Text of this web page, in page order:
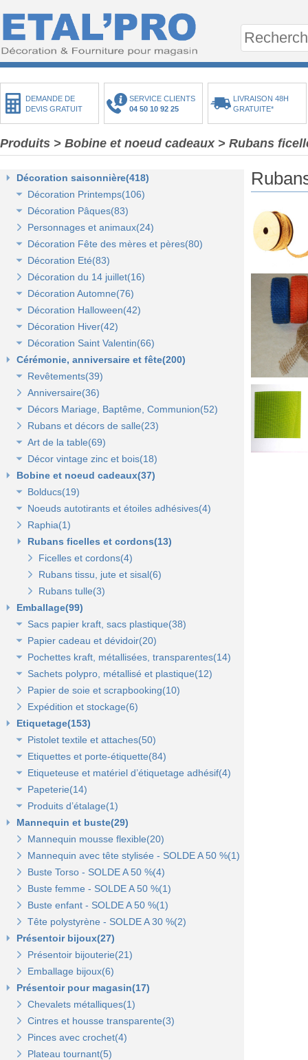
DEMANDE DE
DEVIS GRATUIT
SERVICE CLIENTS
04 50 10 92 25
LIVRAISON 48H
GRATUITE*
Produits > Bobine et noeud cadeaux> Rubans
Décoration saisonnière(418)
Décoration Printemps(106)
Décoration vitrine de printemps(18)
Arbres et plantes printemps-été(20)
Bouquets fleurs et fruits(43)
Mini-maisons et jardins(19)
Pelouses mousses et végétaux(18)
Décoration Pâques(83)
Décoration vitrine de Pâques(14)
Décors de Pâques : les animaux(13)
Décors Pâques : Les Oeufs de Pâques(12)
Décor naturel et floral de Pâques(41)
Décoration de table de Pâques(15)
Personnages et animaux(24)
Décoration Fête des mères et pères(80)
Décor vitrine de fête des mères et pères(21)
Décors Fête des mères et pères(63)
Décoration Eté(83)
Décoration vitrine d'été(23)
Décors mer et plage(26)
Lanterne, lampion, déco de table et terrasse(37)
Eclairage électrique d'été(9)
Décoration du 14 juillet(16)
Décoration Automne(76)
Décoration vitrine d'automne(17)
Décors automne(62)
Décoration Halloween(42)
Décor vitrine d'halloween(8)
Décor halloween(36)
Décoration Hiver(42)
Décoration vitrine d'hiver(7)
Décors d'hiver(35)
Décoration Saint Valentin(66)
Décoration vitrine de Saint Valentin(15)
Décors Saint Valentin(56)
Cérémonie, anniversaire et fête(200)
Revêtements(39)
Non tissé(19)
Pelouses et revêtements nature(6)
Tissus(13)
Anniversaire(36)
Décors Mariage, Baptême, Communion(52)
Accessoires de cérémonie(14)
Sacs dragées, photophores et chandeliers(10)
Tulles et noeuds de mariage(16)
Rubans et décors de salle(23)
Art de la table(69)
Fleurs et déco de table(37)
Nappes et chemins de table(15)
Serviettes et vaisselle jetables(17)
Décor vintage zinc et bois(18)
Accessoires zinc, bois et métal(16)
Mobilier déco(4)
Bobine et noeud cadeaux(37)
Bolducs(19)
Bolducs 7 et 10 mm(7)
Rubans 19 et 25 mm(7)
Rubans 50 et 100 mm(5)
Noeuds autotirants et étoiles adhésives(4)
Noeuds autocollants et étoiles adhésives(3)
Raphia(1)
Rubans ficelles et cordons(13)
Ficelles et cordons(4)
Rubans tissu, jute et sisal(6)
Rubans tulle(3)
Emballage(99)
Sacs papier kraft, sacs plastique(38)
Sacs kraft poignées plates(7)
Sacs kraft poignées torsadées(5)
Sacs fêtes et fantaisie(5)
Sacs pour bouteille(10)
Sacs pelliculés(6)
Sacs plastique(4)
Sacs en petite quantité(4)
Papier cadeau et dévidoir(20)
Papier cadeaux fantaisie(3)
Papier cadeaux kraft(2)
Papiers fleuriste en polypropylène(3)
Papier cadeaux Noël - Papier métallisé(11)
Dévidoirs(1)
Pochettes kraft, métallisées, transparentes(14)
Pochettes kraft brun et couleurs(8)
Pochettes cadeaux métallisées(3)
Pochettes transparentes rabat adhésif(3)
Sachets polypro, métallisé et plastique(12)
Sachets confiserie polypro et métal(7)
Sachets plastique minigrip(5)
Papier de soie et scrapbooking(10)
Expédition et stockage(6)
Etiquetage(153)
Pistolet textile et attaches(50)
Pistolets textile, aiguilles et accessoires(12)
Attaches pour pistolets textile(17)
Pistolet Fasbanok et Pistolet V'Tool(14)
Liens manuels anti-vol et biodégradables(5)
Pinces crevettes(2)
Etiquettes à trou(0)
Etiquettes et porte-étiquette(84)
Etiquettes textile perforées(0)
Etiquettes à fil(6)
Etiquettes de prix autocollantes(11)
Etiquettes cadeaux autocollantes(11)
Etiquettes soldes et promo autocollantes(12)
Etiquettes soldes, remises et promo(9)
Etiquettes pour commerce et cartes cadeaux(15)
Porte-prix(14)
Porte-étiquette à pince et à clipser(7)
Etiqueteuse et matériel d’étiquetage adhésif(4)
Etiquettes adhésives pour étiqueteuse(2)
Étiqueteuses et rouleaux encreurs(2)
Papeterie(14)
Agrafeuse et agrafes(1)
Cartes cadeaux(2)
Scotch, stylo, post-it(11)
Produits d’étalage(1)
Epingles(1)
Fil nylon(0)
Mannequin et buste(29)
Mannequin mousse flexible(20)
Mannequin avec tête stylisée - SOLDE A 50 %(1)
Buste Torso - SOLDE A 50 %(4)
Buste femme - SOLDE A 50 %(1)
Buste enfant - SOLDE A 50 %(1)
Tête polystyrène - SOLDE A 30 %(2)
Présentoir bijoux(27)
Présentoir bijouterie(21)
Emballage bijoux(6)
Présentoir pour magasin(17)
Chevalets métalliques(1)
Cintres et housse transparente(3)
Pinces avec crochet(4)
Plateau tournant(5)